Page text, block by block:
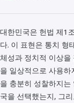
용어공부
대한민국은 헌법 제1
다. 이 표현은 통치 형
체성과 정치적 이상
을 일상적으로 사용
을 충분히 성찰하지
국을 선택했는지, 그